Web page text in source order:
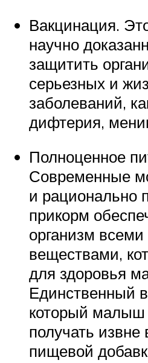
Вакцинация.
научно
защитить
серьезных и
заболеваний,
дифтерия,
Полноценное
Современные
и рационально
прикорм
организм
веществами,
для здоровья
Единственный
который малыш
получать извне
пищевой